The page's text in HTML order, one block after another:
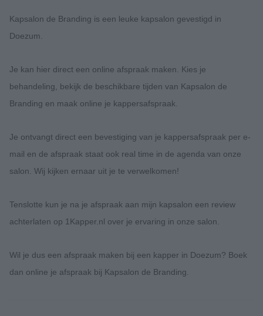
Kapsalon de Branding is een leuke kapsalon gevestigd in
Doezum.
Je kan hier direct een online afspraak maken. Kies je
behandeling, bekijk de beschikbare tijden van Kapsalon de
Branding en maak online je kappersafspraak.
Je ontvangt direct een bevestiging van je kappersafspraak per e-
mail en de afspraak staat ook real time in de agenda van onze
salon. Wij kijken ernaar uit je te verwelkomen!
Tenslotte kun je na je afspraak aan mijn kapsalon een review
achterlaten op 1Kapper.nl over je ervaring in onze salon.
Wil je dus een afspraak maken bij een kapper in Doezum? Boek
dan online je afspraak bij Kapsalon de Branding.